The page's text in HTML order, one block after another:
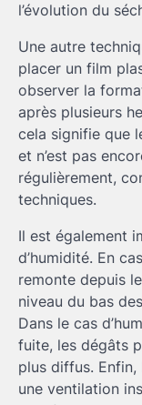
l’évolution du
Une autre
placer un film
observer la
après plusieurs
cela signifie que
et n’est pas
régulièrement,
techniques.
Il est également
d’humidité. En
remonte depuis
niveau du bas
Dans le cas
fuite, les dégâts
plus diffus.
une ventilation